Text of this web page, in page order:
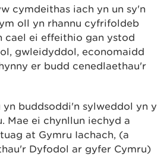
cymdeithas iach yn un sy'n
oll yn rhannu cyfrifoldeb
cael ei effeithio gan ystod
gwleidyddol, economaidd
er budd cenedlaethau'r
buddsoddi'n sylweddol yn y
Mae ei chynllun iechyd a
at Gymru Iachach, (a
Dyfodol ar gyfer Cymru)